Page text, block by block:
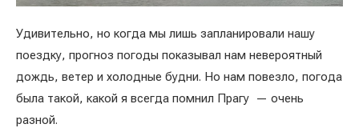
Удивительно, но когда мы лишь запланировали нашу
поездку, прогноз погоды показывал нам невероятный
дождь, ветер и холодные будни. Но нам повезло, погода
была такой, какой я всегда помнил Прагу — очень
разной.